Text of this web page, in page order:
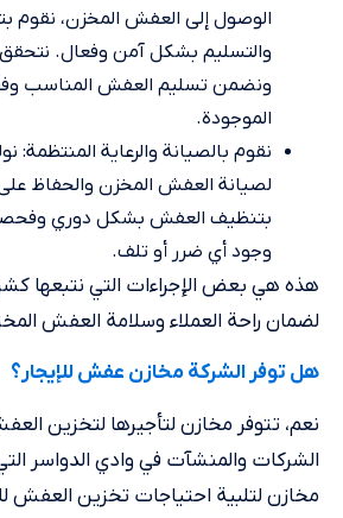
الوصول إلى العفش المخزن، نقوم
والتسليم بشكل آمن وفعال.
ونضمن تسليم العفش المناسب
الموجودة.
نقوم بالصيانة والرعاية المنتظمة:
لصيانة العفش المخزن والحفاظ
بتنظيف العفش بشكل دوري
وجود أي ضرر أو تلف.
هذه هي بعض الإجراءات التي نتبعها
لضمان راحة العملاء وسلامة العفش
هل توفر الشركة مخازن عفش للإيجار؟
نعم، تتوفر مخازن لتأجيرها لتخزين
الشركات والمنشآت في وادي الدواسر
مخازن لتلبية احتياجات تخزين العفش